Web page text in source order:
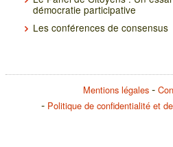
démocratie participative
Les conférences de consensus
Mentions légales
Politique de confidentialité et